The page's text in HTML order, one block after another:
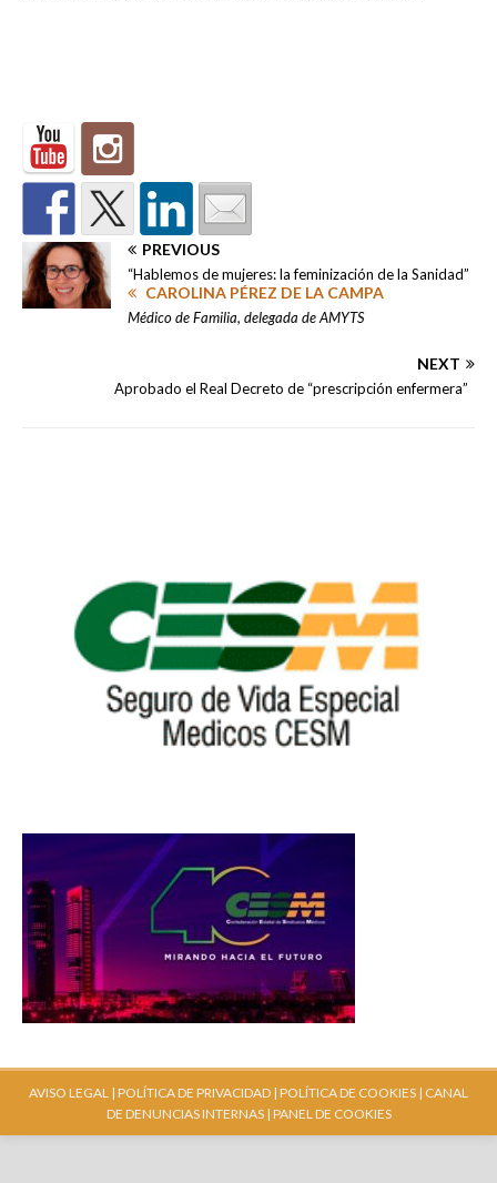
PREVIOUS
“Hablemos de mujeres: la feminización de la Sanidad”
CAROLINA PÉREZ DE LA CAMPA
Médico de Familia, delegada de AMYTS
NEXT
Aprobado el Real Decreto de “prescripción enfermera”
AVISO LEGAL | POLÍTICA DE PRIVACIDAD | POLÍTICA DE COOKIES | CANAL
DE DENUNCIAS INTERNAS| PANEL DE COOKIES